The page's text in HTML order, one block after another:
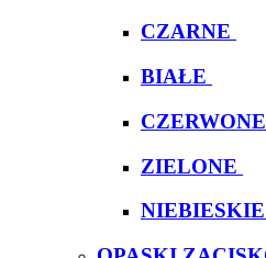
CZARNE
BIAŁE
CZERWONE
ZIELONE
NIEBIESKIE